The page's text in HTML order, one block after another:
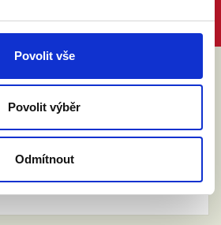
Povolit vše
Povolit výběr
Odmítnout
MANŽELSTVÍ NIC